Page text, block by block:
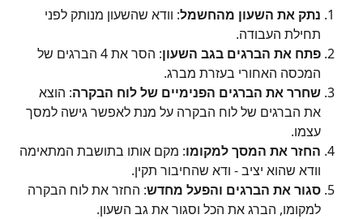
נתק את השעון מהחשמל: וודא שהשעון מנותק לפני
תחילת העבודה.
פתח את הברגים בגב השעון
: הסר את 4 הברגים של
המכסה האחורי בעזרת מברג.
שחרר את הברגים הפנימיים של לוח הבקרה: הוצא
את הברגים של לוח הבקרה על מנת לאפשר גישה למסך
עצמו.
החזר את המסך למקומו: מקם אותו בתושבת המתאימה
וודא שהוא יציב - ודא שהחיבור תקין.
סגור את הברגים והפעל מחדש: החזר את לוח הבקרה
למקומו, הברג את הכל וסגור את גב השעון.